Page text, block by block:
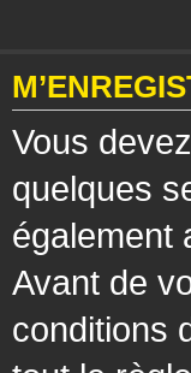
Vous
quelques
également
Avant de
conditions